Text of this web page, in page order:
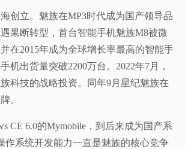
创立。魅族在MP3时代成为国产领导品
果断转型，首台智能手机魅族M8被微
在2015年成为全球增长率最高的智能手
机出货量突破2200万台。2022年7月，
科技的战略投资。同年9月星纪魅族在
。
CE 6.0的Mymobile，到后来成为国产系
作系统开发能力一直是魅族的核心竞争